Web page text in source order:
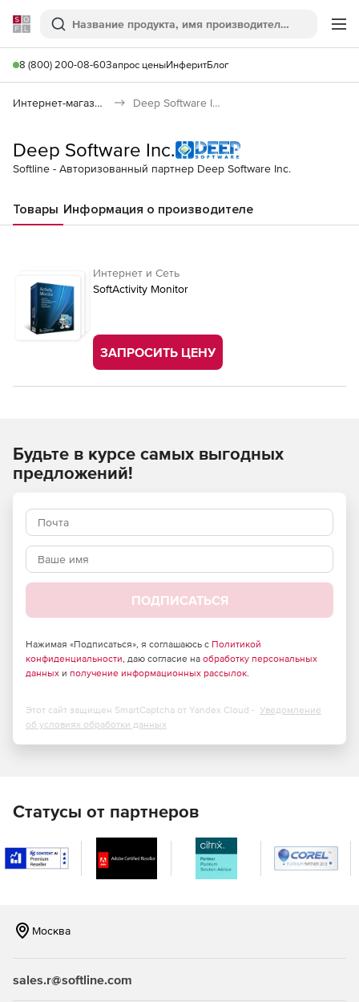
Softline
Поиск
8 (800) 200-08-60Запрос ценыИнферитБлог
Интернет-магазин Deep Software Inc.
Deep Software Inc.
Softline - Авторизованный партнер Deep Software Inc.
Товары Информация о производителе
Интернет и Сеть
SoftActivity Monitor
ЗАПРОСИТЬ ЦЕНУ
Будьте в курсе самых выгодных
предложений!
ПОДПИСАТЬСЯ
Нажимая «Подписаться», я соглашаюсь с Политикой
конфиденциальности, даю согласие на обработку персональных
данных и получение информационных рассылок.
Этот сайт защищен SmartCaptcha от Yandex Cloud - Уведомление
об условиях обработки данных
Статусы от партнеров
Москва
sales.r@softline.com